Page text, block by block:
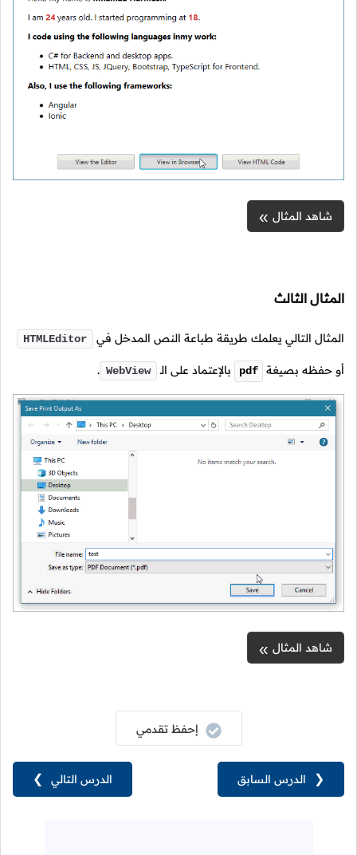
شاهد المثال
المثال الثالث
المثال التالي يعلمك طريقة طباعة النص المدخل في HTMLEditor
أو حفظه بصيغة pdf بالإعتماد على الـ WebView
.
شاهد المثال
الدرس التالي ❯
إحفظ تقدمي
❮ الدرس السابق